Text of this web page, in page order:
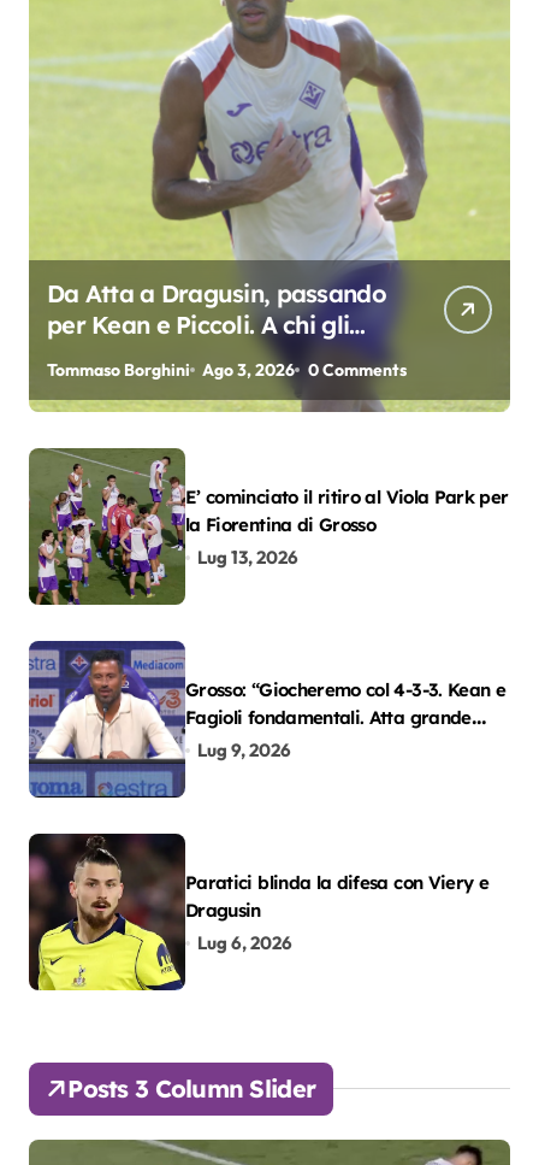
Da Atta a Dragusin, passando
per Kean e Piccoli. A chi gli
oscar del precampionato?
Tommaso Borghini Ago 3, 2026 0 Comments
E’ cominciato il ritiro al Viola Park per
la Fiorentina di Grosso
Lug 13, 2026
Grosso: “Giocheremo col 4-3-3. Kean e
Fagioli fondamentali. Atta grande
colpo”
Lug 9, 2026
Paratici blinda la difesa con Viery e
Dragusin
Lug 6, 2026
Posts 3 Column Slider